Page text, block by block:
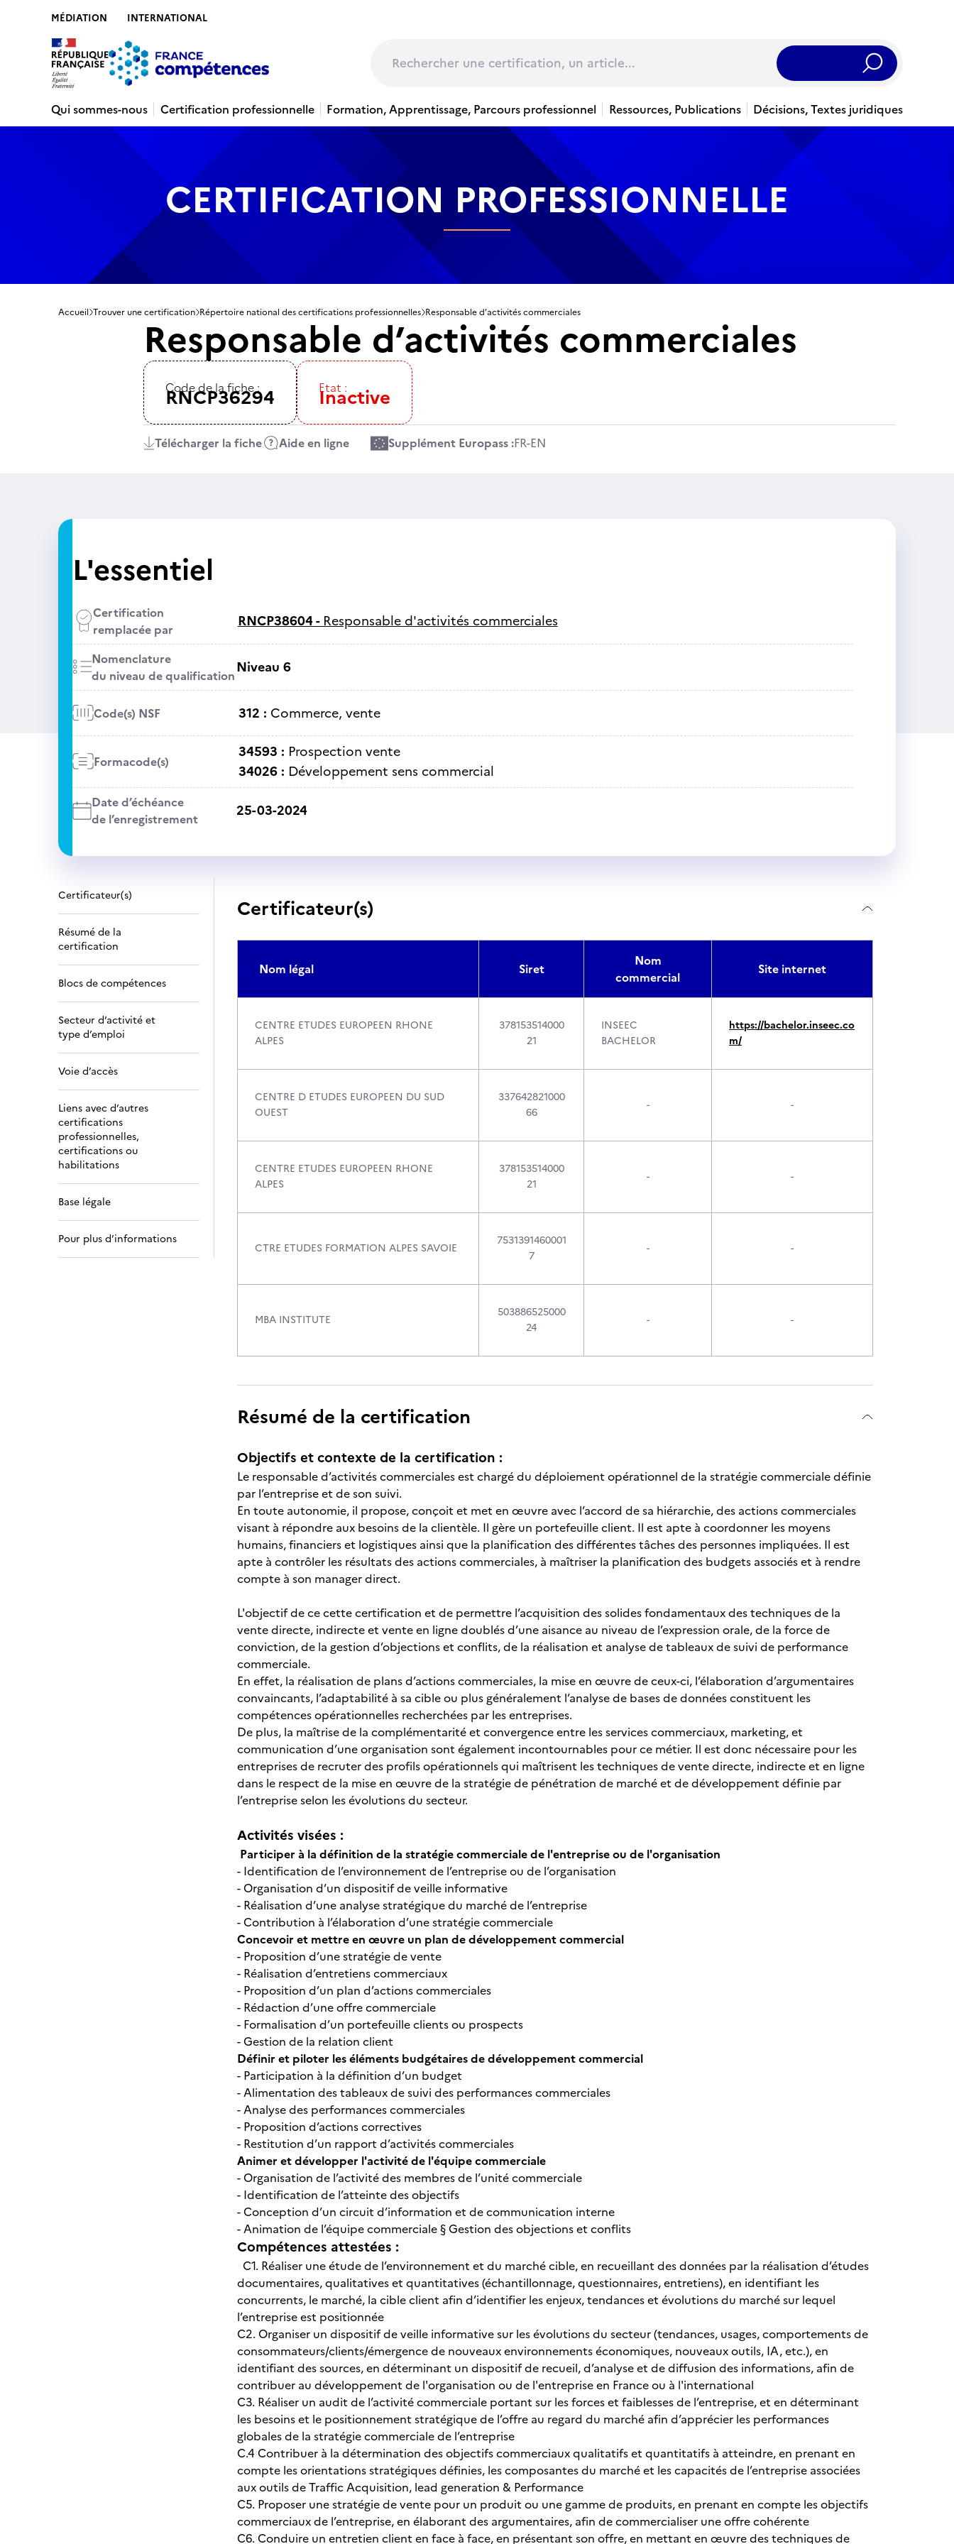
MÉDIATION INTERNATIONAL
Rechercher
Qui sommes-nous
Certification professionnelle Formation, Apprentissage, Parcours professionnel Ressources, Publications Décisions, Textes juridiques
CERTIFICATION PROFESSIONNELLE
Accueil Trouver une certification Répertoire national des certifications professionnelles Responsable d’activités commerciales
Responsable d’activités commerciales
Code de la fiche :
RNCP36294 Etat :
Inactive
Télécharger la fiche Aide en ligne Supplément Europass :FR-EN
L'essentiel
Certification
remplacée par
RNCP38604 - Responsable d'activités commerciales
Nomenclature
du niveau de qualificationNiveau 6
Code(s) NSF 312 : Commerce, vente
Formacode(s)
34593 : Prospection vente
34026 : Développement sens commercial
Date d’échéance
de l’enregistrement
25-03-2024
Certificateur(s)
Résumé de la
certification
Blocs de compétences
Secteur d’activité et
type d’emploi
Voie d’accès
Liens avec d’autres
certifications
professionnelles,
certifications ou
habilitations
Base légale
Pour plus d’informations
Certificateur(s)
Nom légal Siret
Nom
commercial
Site internet
CENTRE ETUDES EUROPEEN RHONE
ALPES
378153514000
21
INSEEC
BACHELOR
https://bachelor.inseec.co
m/
CENTRE D ETUDES EUROPEEN DU SUD
OUEST
337642821000
66
- -
CENTRE ETUDES EUROPEEN RHONE
ALPES
378153514000
21
- -
CTRE ETUDES FORMATION ALPES SAVOIE
7531391460001
7
- -
MBA INSTITUTE
503886525000
24
- -
Résumé de la certification
Objectifs et contexte de la certification :
Le responsable d’activités commerciales est chargé du déploiement opérationnel de la stratégie commerciale définie
par l’entreprise et de son suivi.
En toute autonomie, il propose, conçoit et met en œuvre avec l’accord de sa hiérarchie, des actions commerciales
visant à répondre aux besoins de la clientèle. Il gère un portefeuille client. Il est apte à coordonner les moyens
humains, financiers et logistiques ainsi que la planification des différentes tâches des personnes impliquées. Il est
apte à contrôler les résultats des actions commerciales, à maîtriser la planification des budgets associés et à rendre
compte à son manager direct.
L'objectif de ce cette certification et de permettre l’acquisition des solides fondamentaux des techniques de la
vente directe, indirecte et vente en ligne doublés d’une aisance au niveau de l’expression orale, de la force de
conviction, de la gestion d’objections et conflits, de la réalisation et analyse de tableaux de suivi de performance
commerciale.
En effet, la réalisation de plans d’actions commerciales, la mise en œuvre de ceux-ci, l’élaboration d’argumentaires
convaincants, l’adaptabilité à sa cible ou plus généralement l’analyse de bases de données constituent les
compétences opérationnelles recherchées par les entreprises.
De plus, la maîtrise de la complémentarité et convergence entre les services commerciaux, marketing, et
communication d’une organisation sont également incontournables pour ce métier. Il est donc nécessaire pour les
entreprises de recruter des profils opérationnels qui maîtrisent les techniques de vente directe, indirecte et en ligne
dans le respect de la mise en œuvre de la stratégie de pénétration de marché et de développement définie par
l’entreprise selon les évolutions du secteur.
Activités visées :
Participer à la définition de la stratégie commerciale de l'entreprise ou de l'organisation
- Identification de l’environnement de l’entreprise ou de l’organisation
- Organisation d’un dispositif de veille informative
- Réalisation d’une analyse stratégique du marché de l’entreprise
- Contribution à l’élaboration d’une stratégie commerciale
Concevoir et mettre en œuvre un plan de développement commercial
- Proposition d’une stratégie de vente
- Réalisation d’entretiens commerciaux
- Proposition d’un plan d’actions commerciales
- Rédaction d’une offre commerciale
- Formalisation d’un portefeuille clients ou prospects
- Gestion de la relation client
Définir et piloter les éléments budgétaires de développement commercial
- Participation à la définition d’un budget
- Alimentation des tableaux de suivi des performances commerciales
- Analyse des performances commerciales
- Proposition d’actions correctives
- Restitution d’un rapport d’activités commerciales
Animer et développer l'activité de l'équipe commerciale
- Organisation de l’activité des membres de l’unité commerciale
- Identification de l’atteinte des objectifs
- Conception d’un circuit d’information et de communication interne
- Animation de l’équipe commerciale § Gestion des objections et conflits
Compétences attestées :
C1. Réaliser une étude de l’environnement et du marché cible, en recueillant des données par la réalisation d’études
documentaires, qualitatives et quantitatives (échantillonnage, questionnaires, entretiens), en identifiant les
concurrents, le marché, la cible client afin d’identifier les enjeux, tendances et évolutions du marché sur lequel
l’entreprise est positionnée
C2. Organiser un dispositif de veille informative sur les évolutions du secteur (tendances, usages, comportements de
consommateurs/clients/émergence de nouveaux environnements économiques, nouveaux outils, IA, etc.), en
identifiant des sources, en déterminant un dispositif de recueil, d’analyse et de diffusion des informations, afin de
contribuer au développement de l'organisation ou de l'entreprise en France ou à l'international
C3. Réaliser un audit de l’activité commerciale portant sur les forces et faiblesses de l’entreprise, et en déterminant
les besoins et le positionnement stratégique de l’offre au regard du marché afin d’apprécier les performances
globales de la stratégie commerciale de l’entreprise
C.4 Contribuer à la détermination des objectifs commerciaux qualitatifs et quantitatifs à atteindre, en prenant en
compte les orientations stratégiques définies, les composantes du marché et les capacités de l’entreprise associées
aux outils de Traffic Acquisition, lead generation & Performance
C5. Proposer une stratégie de vente pour un produit ou une gamme de produits, en prenant en compte les objectifs
commerciaux de l’entreprise, en élaborant des argumentaires, afin de commercialiser une offre cohérente
C6. Conduire un entretien client en face à face, en présentant son offre, en mettant en œuvre des techniques de